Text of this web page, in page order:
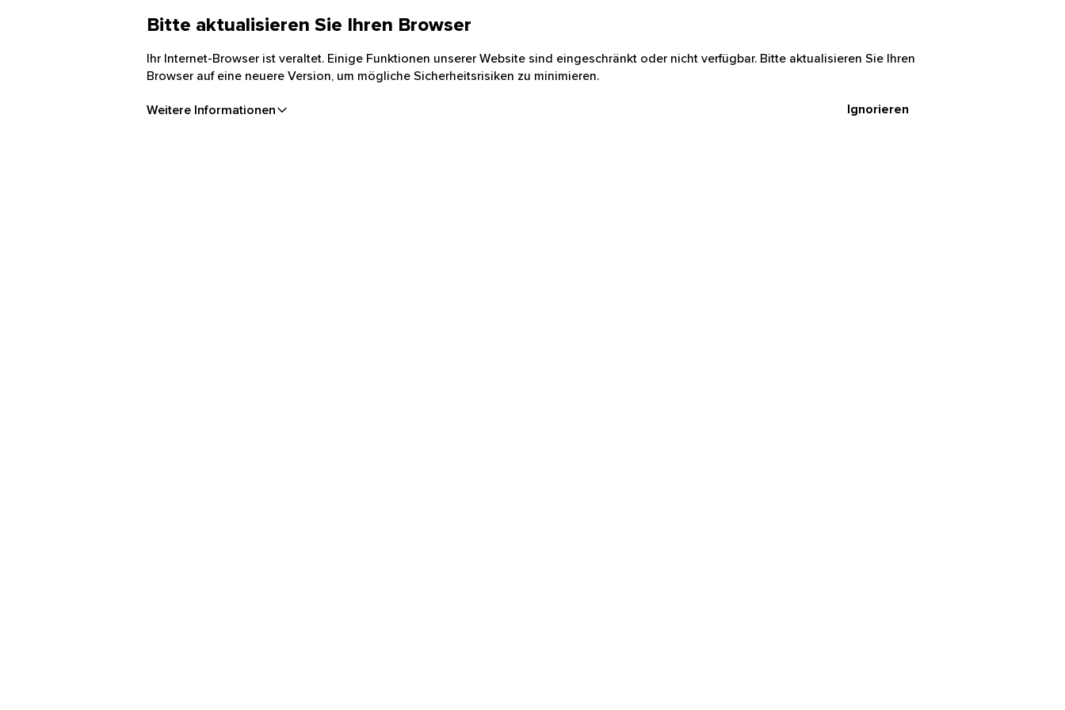
Bitte aktualisieren Sie Ihren Browser
Ihr Internet-Browser ist veraltet. Einige Funktionen unserer Website sind eingeschränkt oder nicht verfügbar. Bitte aktualisieren Sie Ihren
Browser auf eine neuere Version, um mögliche Sicherheitsrisiken zu minimieren.
Weitere Informationen Ignorieren